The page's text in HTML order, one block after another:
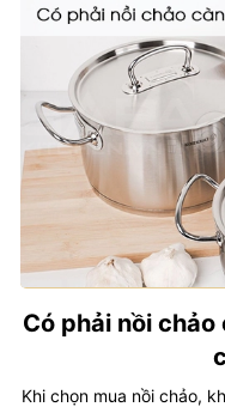
Có phải nồi
Khi chọn mua nồi chảo,